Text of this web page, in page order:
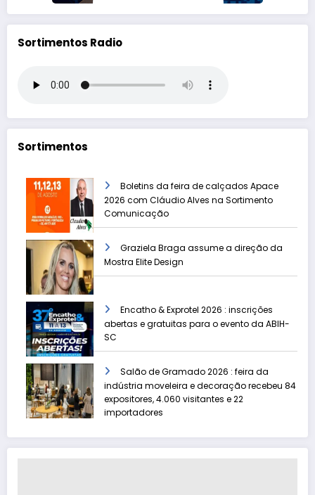
Sortimentos Radio
Sortimentos
Boletins da feira de calçados Apace
2026 com Cláudio Alves na Sortimento
Comunicação
Graziela Braga assume a direção da
Mostra Elite Design
Encatho & Exprotel 2026 : inscrições
abertas e gratuitas para o evento da ABIH-
SC
Salão de Gramado 2026 : feira da
indústria moveleira e decoração recebeu 84
expositores, 4.060 visitantes e 22
importadores